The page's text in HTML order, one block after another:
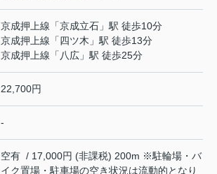
京成押上線 「京成立石 」駅 徒歩10分
京成押上線 「四ツ木 」駅 徒歩13分
京成押上線 「 八広 」駅 徒歩25分
22,700円
-
空有 / 17,000円 (非課税) 200m ※駐輪場・バ
イク置場・駐車場の空き状況は流動的となり